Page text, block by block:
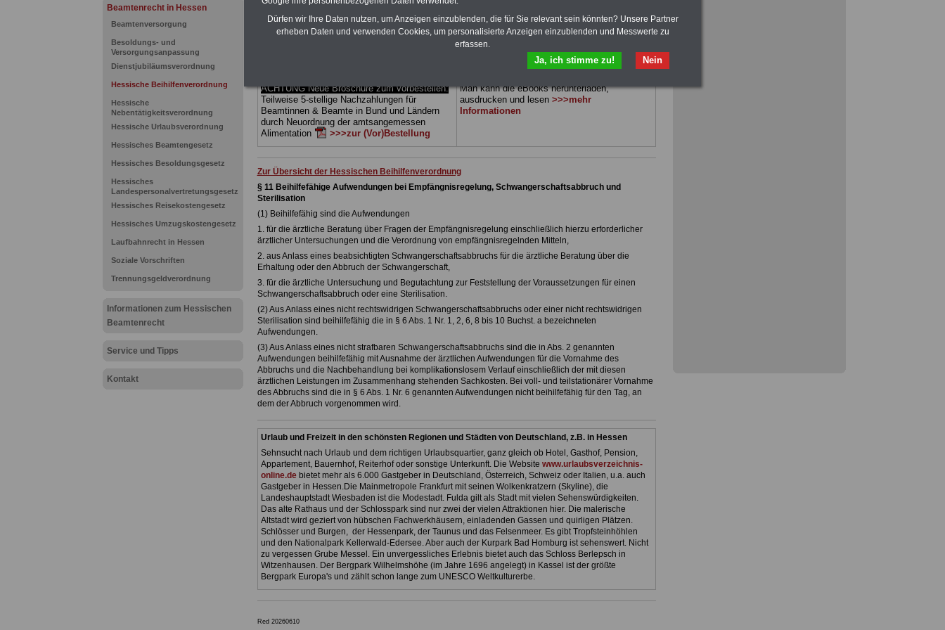
Beamtenrecht in Hessen
Beamtenversorgung
Besoldungs- und
Versorgungsanpassung
Dienstjubiläumsverordnung
Hessische Beihilfenverordnung
Hessische
Nebentätigkeitsverordnung
Hessische Urlaubsverordnung
Hessisches Beamtengesetz
Hessisches Besoldungsgesetz
Hessisches
Landespersonalvertretungsgesetz
Hessisches Reisekostengesetz
Hessisches Umzugskostengesetz
Laufbahnrecht in Hessen
Soziale Vorschriften
Trennungsgeldverordnung
Informationen zum Hessischen
Beamtenrecht
Service und Tipps
Kontakt
(Bund/Länder) sowie Beihilferecht in Bund und
Ländern. Alle drei Ratgeber sind übersichtlich
gegliedert und erläutern auch komplizierte
ACHTUNG Neue Broschüre zum vorbestellen:
Teilweise 5-stellige Nachzahlungen für
Beamtinnen & Beamte in Bund und Ländern
durch Neuordnung der amtsangemessen
Alimentation
>>>zur (Vor)Bestellung
herunterladen, auch für Beschäftigte des
Landes Hessengeeignet: die Bücher
behandeln Beamtenrecht, Besoldung, Beihilfe,
Beamtenversorgung, Rund ums Geld,
Nebentätigkeitsrecht, Frauen im öffentl. Dienst.
Man kann die eBooks herunterladen,
ausdrucken und lesen >>>mehr
Informationen
Zur Übersicht der Hessischen Beihilfenverordnung
§ 11 Beihilfefähige Aufwendungen bei Empfängnisregelung, Schwangerschaftsabbruch und
Sterilisation
(1) Beihilfefähig sind die Aufwendungen
1. für die ärztliche Beratung über Fragen der Empfängnisregelung einschließlich hierzu erforderlicher
ärztlicher Untersuchungen und die Verordnung von empfängnisregelnden Mitteln,
2. aus Anlass eines beabsichtigten Schwangerschaftsabbruchs für die ärztliche Beratung über die
Erhaltung oder den Abbruch der Schwangerschaft,
3. für die ärztliche Untersuchung und Begutachtung zur Feststellung der Voraussetzungen für einen
Schwangerschaftsabbruch oder eine Sterilisation.
(2) Aus Anlass eines nicht rechtswidrigen Schwangerschaftsabbruchs oder einer nicht rechtswidrigen
Sterilisation sind beihilfefähig die in § 6 Abs. 1 Nr. 1, 2, 6, 8 bis 10 Buchst. a bezeichneten
Aufwendungen.
(3) Aus Anlass eines nicht strafbaren Schwangerschaftsabbruchs sind die in Abs. 2 genannten
Aufwendungen beihilfefähig mit Ausnahme der ärztlichen Aufwendungen für die Vornahme des
Abbruchs und die Nachbehandlung bei komplikationslosem Verlauf einschließlich der mit diesen
ärztlichen Leistungen im Zusammenhang stehenden Sachkosten. Bei voll- und teilstationärer Vornahme
des Abbruchs sind die in § 6 Abs. 1 Nr. 6 genannten Aufwendungen nicht beihilfefähig für den Tag, an
dem der Abbruch vorgenommen wird.
Urlaub und Freizeit in den schönsten Regionen und Städten von Deutschland, z.B. in Hessen
Sehnsucht nach Urlaub und dem richtigen Urlaubsquartier, ganz gleich ob Hotel, Gasthof, Pension,
Appartement, Bauernhof, Reiterhof oder sonstige Unterkunft. Die Website www.urlaubsverzeichnis-
online.debietet mehr als 6.000 Gastgeber in Deutschland, Österreich, Schweiz oder Italien, u.a. auch
Gastgeber in Hessen.Die Mainmetropole Frankfurt mit seinen Wolkenkratzern (Skyline), die
Landeshauptstadt Wiesbaden ist die Modestadt. Fulda gilt als Stadt mit vielen Sehenswürdigkeiten.
Das alte Rathaus und der Schlosspark sind nur zwei der vielen Attraktionen hier. Die malerische
Altstadt wird geziert von hübschen Fachwerkhäusern, einladenden Gassen und quirligen Plätzen.
Schlösser und Burgen, der Hessenpark, der Taunus und das Felsenmeer. Es gibt Tropfsteinhöhlen
und den Nationalpark Kellerwald-Edersee. Aber auch der Kurpark Bad Homburg ist sehenswert. Nicht
zu vergessen Grube Messel. Ein unvergessliches Erlebnis bietet auch das Schloss Berlepsch in
Witzenhausen. Der Bergpark Wilhelmshöhe (im Jahre 1696 angelegt) in Kassel ist der größte
Bergpark Europa's und zählt schon lange zum UNESCO Weltkulturerbe.
Red 20260610
Dürfen wir Ihre Daten nutzen, um Anzeigen einzublenden, die für Sie relevant sein könnten? Unsere Partner
erheben Daten und verwenden Cookies, um personalisierte Anzeigen einzublenden und Messwerte zu
erfassen.
Nein
Ja, ich stimme zu!